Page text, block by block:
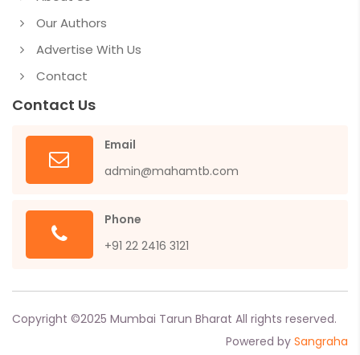
Our Authors
Advertise With Us
Contact
Contact Us
Email
admin@mahamtb.com
Phone
+91 22 2416 3121
Copyright ©2025 Mumbai Tarun Bharat All rights reserved.
Powered by Sangraha